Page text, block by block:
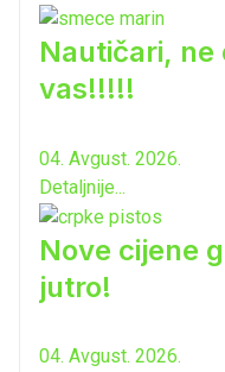
Nautičari, ne
vas!!!!!
04. Avgust. 2026.
Detaljnije...
Nove cijene
jutro!
04. Avgust. 2026.